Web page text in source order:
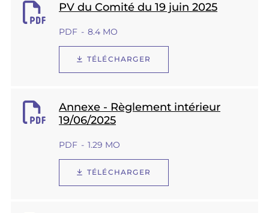
PV du Comité du 19 juin 2025
PDF 8.4 MO
TÉLÉCHARGER
Annexe - Règlement intérieur
19/06/2025
PDF 1.29 MO
TÉLÉCHARGER